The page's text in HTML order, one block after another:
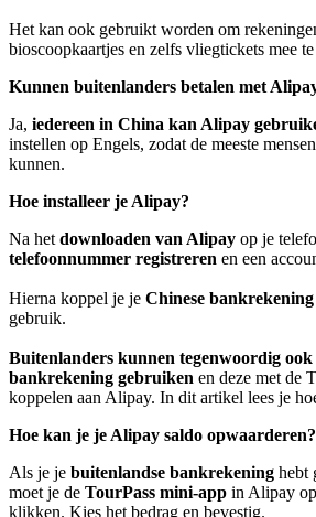
Het kan ook gebruikt worden om
bioscoopkaartjes en zelfs vliegtickets mee
Kunnen buitenlanders betalen met
Ja, iedereen in China kan Alipay
instellen op Engels, zodat de meeste
kunnen.
Hoe installeer je Alipay?
Na het downloaden van Alipay op je
telefoonnummer registreren en een
Hierna koppel je je Chinese bankrekening
gebruik.
Buitenlanders kunnen tegenwoordig
bankrekening gebruiken en deze met de
koppelen aan Alipay. In dit artikel lees je
Hoe kan je je Alipay saldo opwaarderen?
Als je je buitenlandse bankrekening hebt
moet je de TourPass mini-app in Alipay
klikken. Kies het bedrag en bevestig.